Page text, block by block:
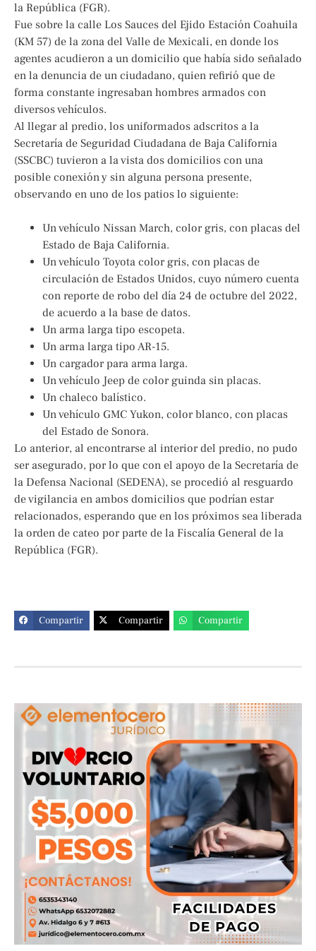
la República (FGR).
Fue sobre la calle Los Sauces del Ejido Estación Coahuila
(KM 57) de la zona del Valle de Mexicali, en donde los
agentes acudieron a un domicilio que había sido señalado
en la denuncia de un ciudadano, quien refirió que de
forma constante ingresaban hombres armados con
diversos vehículos.
Al llegar al predio, los uniformados adscritos a la
Secretaría de Seguridad Ciudadana de Baja California
(SSCBC) tuvieron a la vista dos domicilios con una
posible conexión y sin alguna persona presente,
observando en uno de los patios lo siguiente:
Un vehículo Nissan March, color gris, con placas del
Estado de Baja California.
Un vehículo Toyota color gris, con placas de
circulación de Estados Unidos, cuyo número cuenta
con reporte de robo del día 24 de octubre del 2022,
de acuerdo a la base de datos.
Un arma larga tipo escopeta.
Un arma larga tipo AR-15.
Un cargador para arma larga.
Un vehículo Jeep de color guinda sin placas.
Un chaleco balístico.
Un vehículo GMC Yukon, color blanco, con placas
del Estado de Sonora.
Lo anterior, al encontrarse al interior del predio, no pudo
ser asegurado, por lo que con el apoyo de la Secretaría de
la Defensa Nacional (SEDENA), se procedió al resguardo
de vigilancia en ambos domicilios que podrían estar
relacionados, esperando que en los próximos sea liberada
la orden de cateo por parte de la Fiscalía General de la
República (FGR).
Compartir Compartir Compartir